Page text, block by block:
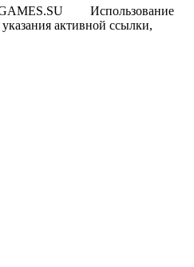
Использование
активной ссылки,